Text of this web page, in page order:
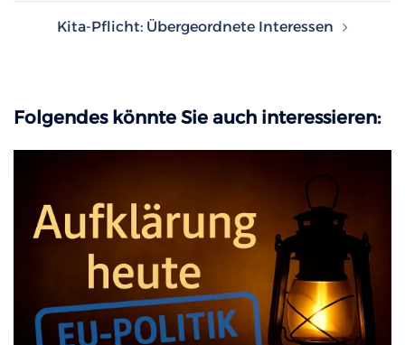
Kita-Pflicht: Übergeordnete Interessen
Folgendes könnte Sie auch interessieren: